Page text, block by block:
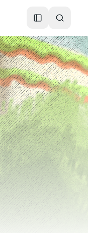
Toggle Sidebar